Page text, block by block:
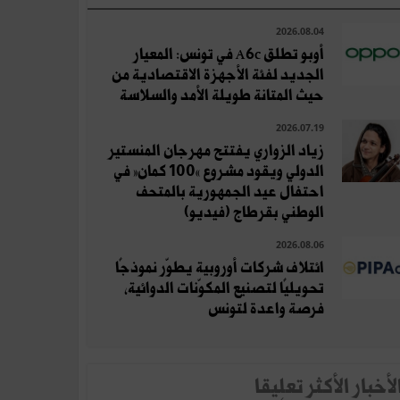
2026.08.04
أوبو تطلق A6c في تونس: المعيار
الجديد لفئة الأجهزة الاقتصادية من
حيث المتانة طويلة الأمد والسلاسة
2026.07.19
زياد الزواري يفتتح مهرجان المنستير
الدولي ويقود مشروع «100 كمان» في
احتفال عيد الجمهورية بالمتحف
الوطني بقرطاج (فيديو)
2026.08.06
ائتلاف شركات أوروبية يطوّر نموذجًا
تحويليًا لتصنيع المكوّنات الدوائية،
فرصة واعدة لتونس
الأكثر تعلِيقا